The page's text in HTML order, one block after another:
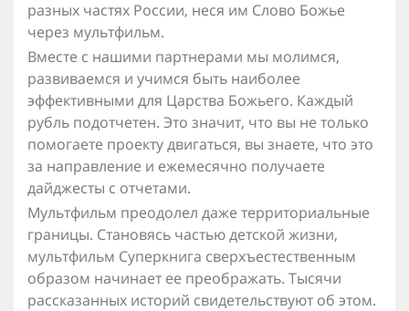
разных частях России, неся им Слово Божье
через мультфильм.
Вместе с нашими партнерами мы молимся,
развиваемся и учимся быть наиболее
эффективными для Царства Божьего. Каждый
рубль подотчетен. Это значит, что вы не только
помогаете проекту двигаться, вы знаете, что это
за направление и ежемесячно получаете
дайджесты с отчетами.
Мультфильм преодолел даже территориальные
границы. Становясь частью детской жизни,
мультфильм Суперкнига сверхъестественным
образом начинает ее преображать. Тысячи
рассказанных историй свидетельствуют об этом.